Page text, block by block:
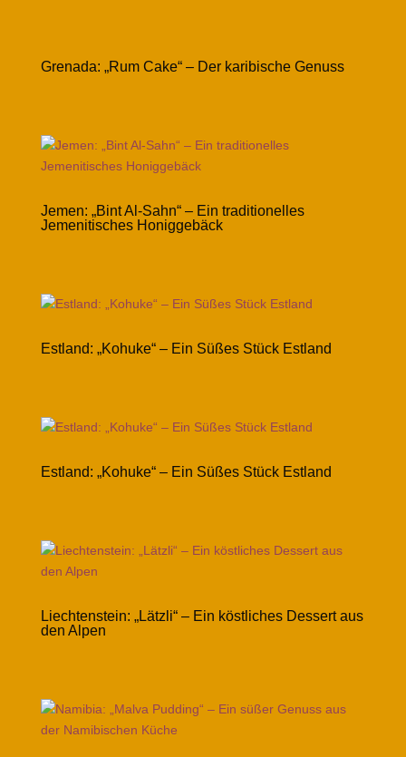
Grenada: „Rum Cake“ – Der karibische Genuss
Jemen: „Bint Al-Sahn“ – Ein traditionelles
Jemenitisches Honiggebäck
Estland: „Kohuke“ – Ein Süßes Stück Estland
Estland: „Kohuke“ – Ein Süßes Stück Estland
Liechtenstein: „Lätzli“ – Ein köstliches Dessert aus
den Alpen